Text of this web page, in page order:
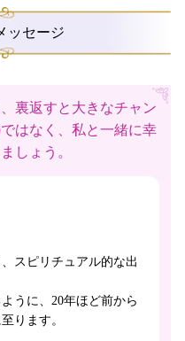
ッセージ
裏返すと大きなチャン
はなく、私と一緒に幸
しょう。
スピリチュアル的な出
うに、20年ほど前から
ります。